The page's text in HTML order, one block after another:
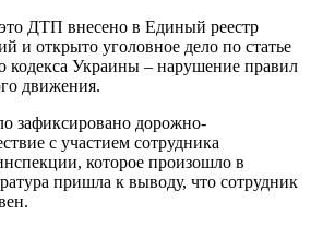
ДТП внесено в Единый реестр
и открыто уголовное дело по статье
кодекса Украины – нарушение правил
движения.
зафиксировано дорожно-
с участием сотрудника
которое произошло в
пришла к выводу, что сотрудник